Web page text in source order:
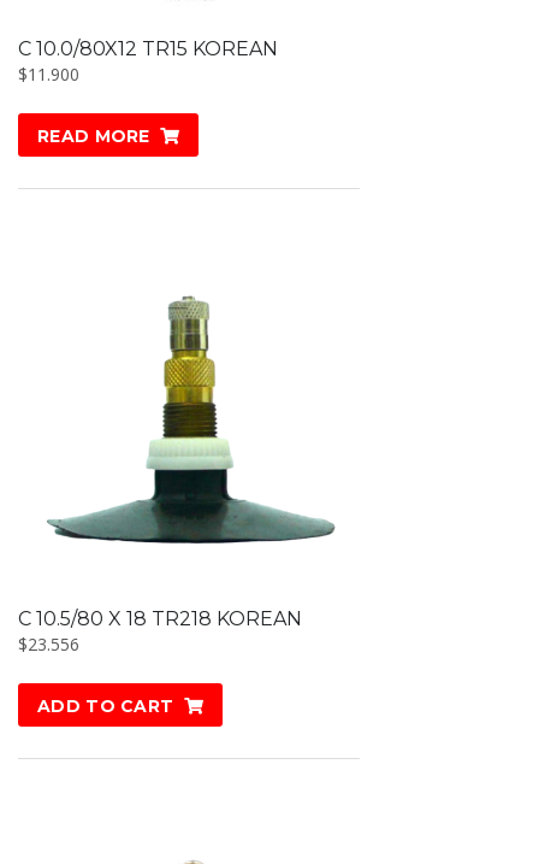
C 10.0/80X12 TR15 KOREAN
$11.900
READ MORE
C 10.5/80 X 18 TR218 KOREAN
$23.556
ADD TO CART